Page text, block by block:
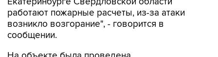
работают пожарные расчеты, из-за атаки
возникло возгорание", - говорится в
сообщении.